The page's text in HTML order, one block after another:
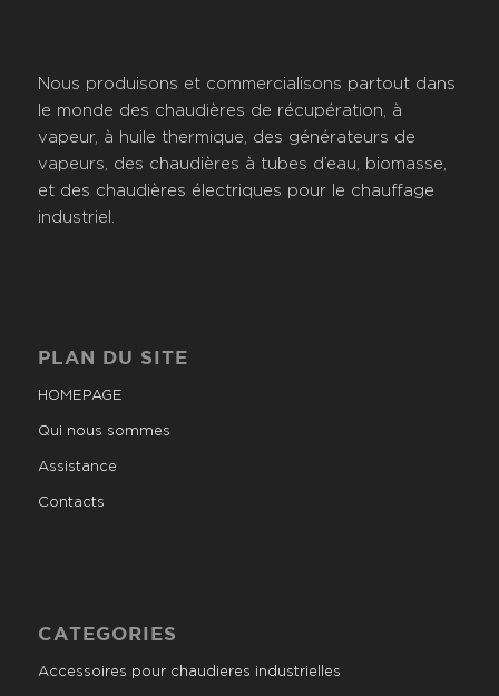
Nous produisons et commercialisons partout dans
le monde des chaudières de récupération, à
vapeur, à huile thermique, des générateurs de
vapeurs, des chaudières à tubes d’eau, biomasse,
et des chaudières électriques pour le chauffage
industriel.
PLAN DU SITE
HOMEPAGE
Qui nous sommes
Assistance
Contacts
CATEGORIES
Accessoires pour chaudieres industrielles